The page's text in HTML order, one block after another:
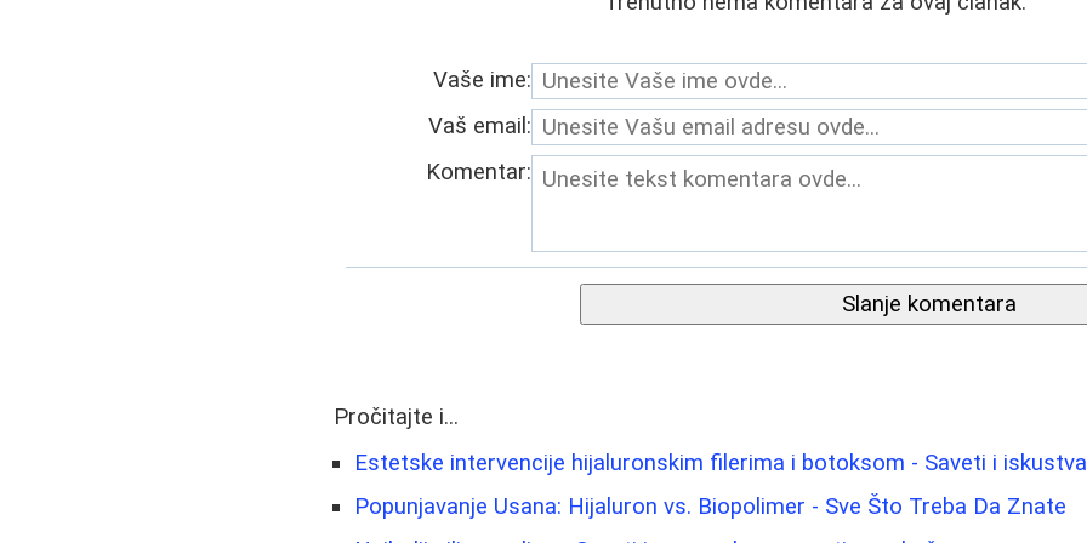
Vaše ime:
Vaš email:
Komentar:
Slanje komentara
Pročitajte i...
Estetske intervencije hijaluronskim filerima i botoksom - Saveti i iskustva
Popunjavanje Usana: Hijaluron vs. Biopolimer - Sve Što Treba Da Znate